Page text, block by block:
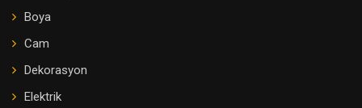
Boya
Cam
Dekorasyon
Elektrik